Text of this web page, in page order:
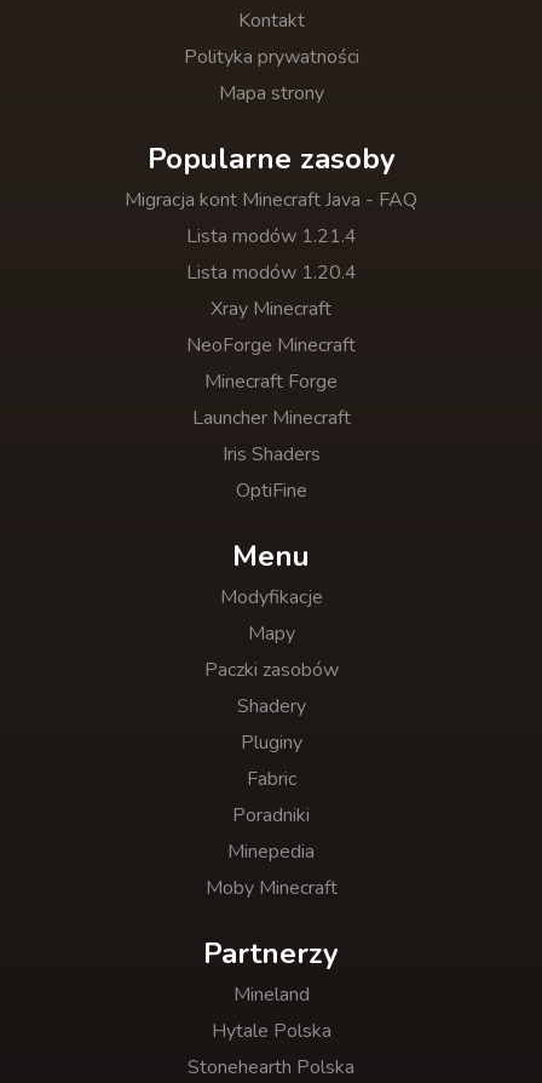
Kontakt
Polityka prywatności
Mapa strony
Popularne zasoby
Migracja kont Minecraft Java - FAQ
Lista modów 1.21.4
Lista modów 1.20.4
Xray Minecraft
NeoForge Minecraft
Minecraft Forge
Launcher Minecraft
Iris Shaders
OptiFine
Menu
Modyfikacje
Mapy
Paczki zasobów
Shadery
Pluginy
Fabric
Poradniki
Minepedia
Moby Minecraft
Partnerzy
Mineland
Hytale Polska
Stonehearth Polska